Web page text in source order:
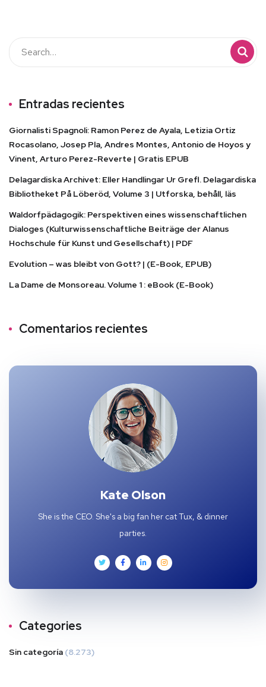
Entradas recientes
Giornalisti Spagnoli: Ramon Perez de Ayala, Letizia Ortiz
Rocasolano, Josep Pla, Andres Montes, Antonio de Hoyos y
Vinent, Arturo Perez-Reverte | Gratis EPUB
Delagardiska Archivet: Eller Handlingar Ur Grefl. Delagardiska
Bibliotheket På Löberöd, Volume 3 | Utforska, behåll, läs
Waldorfpädagogik: Perspektiven eines wissenschaftlichen
Dialoges (Kulturwissenschaftliche Beiträge der Alanus
Hochschule für Kunst und Gesellschaft) | PDF
Evolution – was bleibt von Gott? | (E-Book, EPUB)
La Dame de Monsoreau. Volume 1 : eBook (E-Book)
Comentarios recientes
Kate Olson
She is the CEO. She's a big fan her cat Tux, & dinner
parties.
Categories
Sin categoría (8.273)